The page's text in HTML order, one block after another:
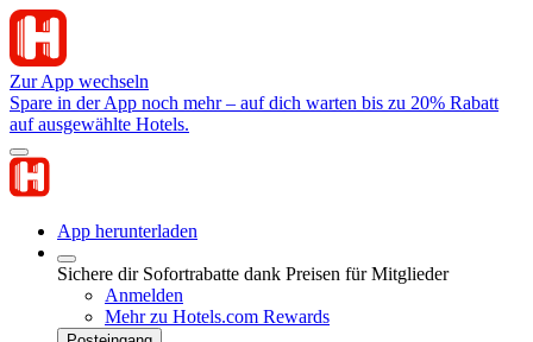
Zur App wechseln
Spare in der App noch mehr – auf dich warten bis zu 20% Rabatt
auf ausgewählte Hotels.
App herunterladen
Sichere dir Sofortrabatte dank Preisen für Mitglieder
Anmelden
Mehr zu Hotels.com Rewards